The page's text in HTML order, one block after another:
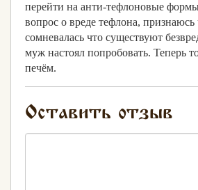
перейти на анти-тефлоновые
вопрос о вреде тефлона, признаюсь
сомневалась что существуют
муж настоял попробовать. Теперь
печём.
Оставить отзыв